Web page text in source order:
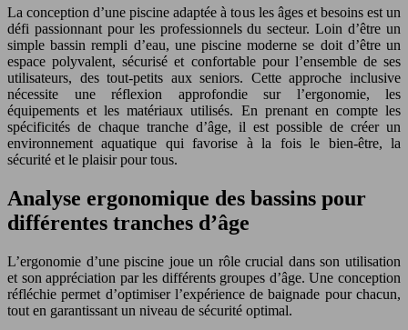
La conception d’une piscine adaptée à tous les âges et besoins est un
défi passionnant pour les professionnels du secteur. Loin d’être un
simple bassin rempli d’eau, une piscine moderne se doit d’être un
espace polyvalent, sécurisé et confortable pour l’ensemble de ses
utilisateurs, des tout-petits aux seniors. Cette approche inclusive
nécessite une réflexion approfondie sur l’ergonomie, les
équipements et les matériaux utilisés. En prenant en compte les
spécificités de chaque tranche d’âge, il est possible de créer un
environnement aquatique qui favorise à la fois le bien-être, la
sécurité et le plaisir pour tous.
Analyse ergonomique des bassins pour
différentes tranches d’âge
L’ergonomie d’une piscine joue un rôle crucial dans son utilisation
et son appréciation par les différents groupes d’âge. Une conception
réfléchie permet d’optimiser l’expérience de baignade pour chacun,
tout en garantissant un niveau de sécurité optimal.